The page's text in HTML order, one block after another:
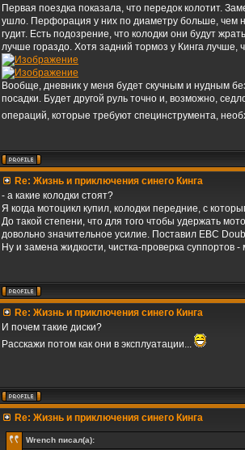
Первая поездка показала, что передок колотит.
ушло. Перфорация у них по диаметру больше, чем
гудит. Есть подозрение, что колодки они будут
лучше гораздо. Хотя задний тормоз у Кинга
Вообще, дневник у меня будет скучным и нудным
посадки. Будет другой руль точно и, возможно,
операций, которые требуют специнструмента,
Re: Жизнь и приключения синего Кинга
- а какие колодки стоят?
Я когда мотоцикл купил, колодки передние, с
До такой степени, что для того чтобы удержать
довольно значительное усилие. Поставил EBC
Ну и замена жидкости, чистка-проверка суппортов -
Re: Жизнь и приключения синего Кинга
И почем такие диски?
Расскажи потом как они в эксплуатации...
Re: Жизнь и приключения синего Кинга
Wrench писал(а):